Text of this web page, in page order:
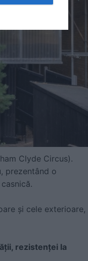
Clyde Circus).
prezentând o
și cele exterioare,
, rezistenței la